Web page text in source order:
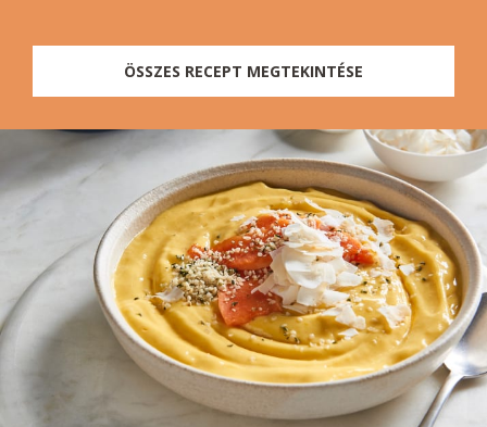
ÖSSZES RECEPT MEGTEKINTÉSE